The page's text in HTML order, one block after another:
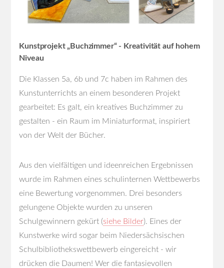
Kunstprojekt „Buchzimmer“ - Kreativität auf hohem
Niveau
Die Klassen 5a, 6b und 7c haben im Rahmen des
Kunstunterrichts an einem besonderen Projekt
gearbeitet: Es galt, ein kreatives Buchzimmer zu
gestalten - ein Raum im Miniaturformat, inspiriert
von der Welt der Bücher.
Aus den vielfältigen und ideenreichen Ergebnissen
wurde im Rahmen eines schulinternen Wettbewerbs
eine Bewertung vorgenommen. Drei besonders
gelungene Objekte wurden zu unseren
Schulgewinnern gekürt (siehe Bilder). Eines der
Kunstwerke wird sogar beim Niedersächsischen
Schulbibliothekswettbewerb eingereicht - wir
drücken die Daumen! Wer die fantasievollen